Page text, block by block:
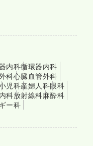
内科循環器内科
科心臓血管外科
児科産婦人科眼科
科放射線科麻酔科
ー科